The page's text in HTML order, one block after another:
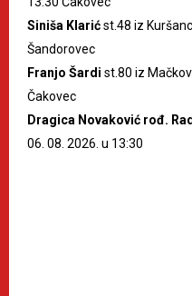
Siniša Klarićst.48 iz
Šandorovec
Franjo Šardi st.80 iz
Čakovec
Dragica Novaković rođ.
06. 08. 2026. u 13:30